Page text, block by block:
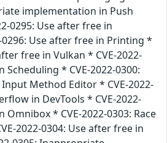
implementation in Push
0295: Use after free in
0296: Use after free in Printing *
free in Vulkan * CVE-2022-
Scheduling * CVE-2022-0300:
Method Editor * CVE-2022-
in DevTools * CVE-2022-
Omnibox * CVE-2022-0303: Race
2022-0304: Use after free in